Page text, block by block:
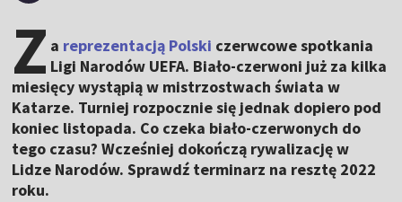
Z a reprezentacją Polski czerwcowe spotkania
Ligi Narodów UEFA. Biało-czerwoni już za kilka
miesięcy wystąpią w mistrzostwach świata w
Katarze. Turniej rozpocznie się jednak dopiero pod
koniec listopada. Co czeka biało-czerwonych do
tego czasu? Wcześniej dokończą rywalizację w
Lidze Narodów. Sprawdź terminarz na resztę 2022
roku.